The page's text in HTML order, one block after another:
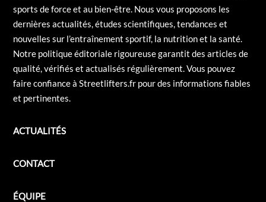
sports de force et au bien-être. Nous vous proposons les
dernières actualités, études scientifiques, tendances et
nouvelles sur l’entraînement sportif, la nutrition et la santé.
Notre politique éditoriale rigoureuse garantit des articles de
qualité, vérifiés et actualisés régulièrement. Vous pouvez
faire confiance à Streetlifters.fr pour des informations fiables
et pertinentes.
ACTUALITÉS
CONTACT
ÉQUIPE